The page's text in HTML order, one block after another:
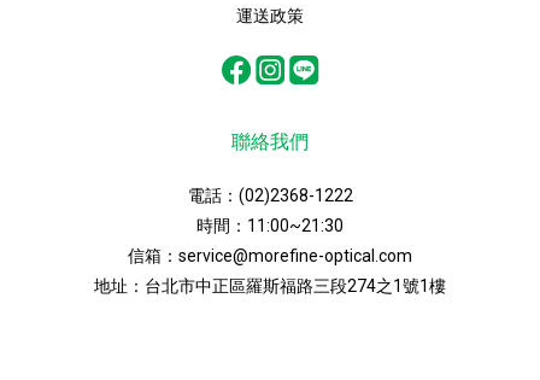
運送政策
聯絡我們
電話： (02)2368-1222
時間：11:00~21:30
信箱： service@morefine-optical.com
地址： 台北市中正區羅斯福路三段274之1號1樓